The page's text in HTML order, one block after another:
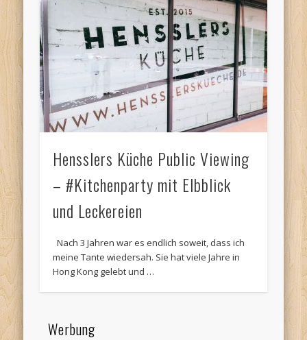
Hensslers Küche Public Viewing
– #Kitchenparty mit Elbblick
und Leckereien
Nach 3 Jahren war es endlich soweit, dass ich
meine Tante wiedersah. Sie hat viele Jahre in
Hong Kong gelebt und …
Werbung